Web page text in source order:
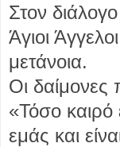
Στον
Άγιοι
μετάνοια.
Οι δαίμονες
«Τόσο καιρό
εμάς και